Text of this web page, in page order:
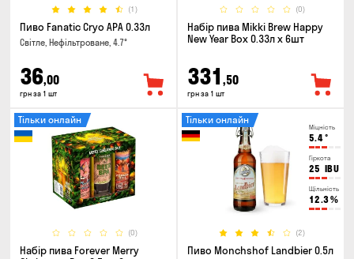
(1)
Пиво Fanatic Cryo APA 0.33л
Світле, Нефільтроване, 4.7°
36,00
грн за 1 шт
(0)
Набір пива Mikki Brew Happy
New Year Box 0.33л x 6шт
331 ,50
грн за 1 шт
(0)
Тільки онлайн
Набір пива Forever Merry
Міцність
5.4°
Гіркота
25 IBU
Щільність
12.3%
(2)
Тільки онлайн
Пиво Monchshof Landbier 0.5л